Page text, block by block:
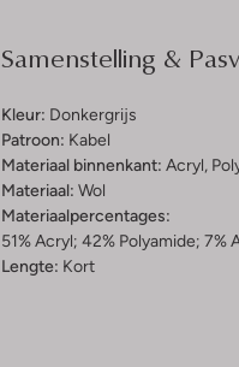
Samenstelling &
Kleur: Donkergrijs
Patroon: Kabel
Materiaal binnenkant: Acryl,
Materiaal: Wol
Materiaalpercentages:
51% Acryl; 42% Polyamide; 7%
Lengte: Kort